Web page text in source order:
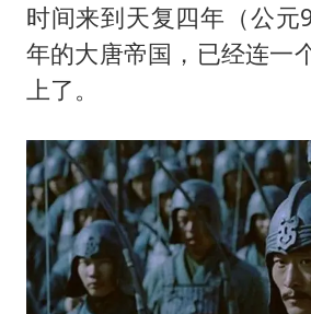
时间来到天复四年（公元
年的大唐帝国，已经连一
上了。